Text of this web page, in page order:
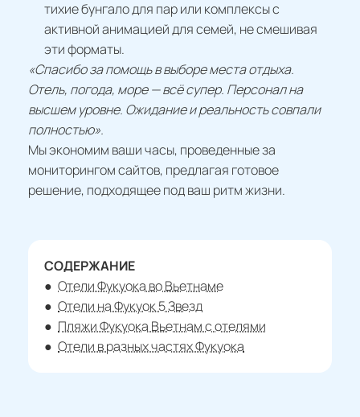
тихие бунгало для пар или комплексы с
активной анимацией для семей, не смешивая
эти форматы.
«Спасибо за помощь в выборе места отдыха.
Отель, погода, море — всё супер. Персонал на
высшем уровне. Ожидание и реальность совпали
полностью».
Мы экономим ваши часы, проведенные за
мониторингом сайтов, предлагая готовое
решение, подходящее под ваш ритм жизни.
СОДЕРЖАНИЕ
Отели Фукуока во Вьетнаме
Отели на Фукуок 5 Звезд
Пляжи Фукуока Вьетнам с отелями
Отели в разных частях Фукуока